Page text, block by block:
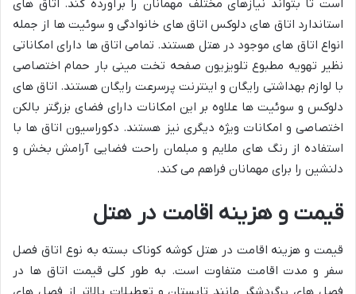
است تا بتواند نیازهای مختلف مهمانان را برآورده کند. اتاق های
استاندارد اتاق های دلوکس اتاق های خانوادگی و سوئیت ها از جمله
انواع اتاق های موجود در هتل هستند. تمامی اتاق ها دارای امکاناتی
نظیر تهویه مطبوع تلویزیون صفحه تخت مینی بار حمام اختصاصی
با لوازم بهداشتی رایگان و اینترنت پرسرعت رایگان هستند. اتاق های
دلوکس و سوئیت ها علاوه بر این امکانات دارای فضای بزرگتر بالکن
اختصاصی و امکانات ویژه دیگری نیز هستند. دکوراسیون اتاق ها با
استفاده از رنگ های ملایم و مبلمان راحت فضایی آرامش بخش و
دلنشین را برای مهمانان فراهم می کند.
قیمت و هزینه اقامت در هتل
قیمت و هزینه اقامت در هتل کوشه کوناک بسته به نوع اتاق فصل
سفر و مدت اقامت متفاوت است. به طور کلی قیمت اتاق ها در